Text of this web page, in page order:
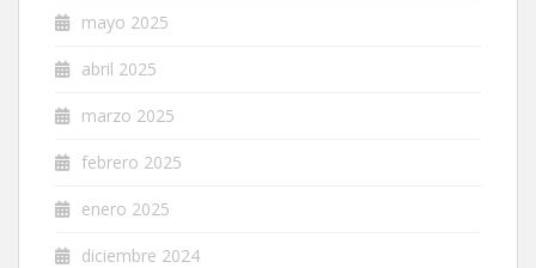
mayo 2025
abril 2025
marzo 2025
febrero 2025
enero 2025
diciembre 2024